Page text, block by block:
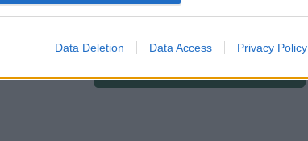
Data Deletion Data Access Privacy Policy
komentaruose!